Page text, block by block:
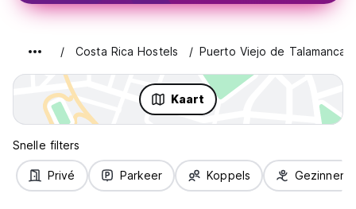
Costa Rica Hostels Puerto Viejo de Talamanca
Kaart
Snelle filters
Privé Parkeer Koppels Gezinnen